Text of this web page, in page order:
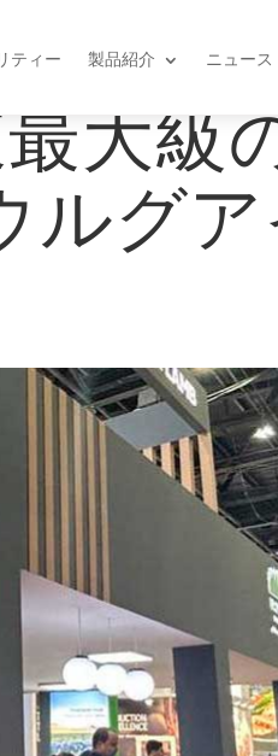
ティー 製品紹介 ニュース
大級
ルグ